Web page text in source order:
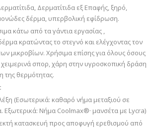
Δερματίτιδα εξ Επαφής, ξηρό,
δέρμα, υπερβολική εφίδρωση.
κάτω από τα γάντια εργασίας ,
κρατώντας το στεγνό και ελέγχοντας τον
μικροβίων. Χρήσιμα επίσης για όλους όσους
σπορ, χάρη στην υγροσκοπική δράση
της θερμότητας.
(Εσωτερικά: καθαρό νήμα μεταξιού σε
Εξωτερικά: Νήμα Coolmax®· μανσέτα με Lycra)
κατασκευή προς αποφυγή ερεθισμού από